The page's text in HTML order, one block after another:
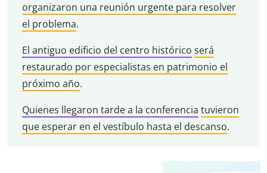
organizaron una reunión urgente para resolver
el problema.
El antiguo edificio del centro histórico será
restaurado por especialistas en patrimonio el
próximo año.
Quienes llegaron tarde a la conferencia tuvieron
que esperar en el vestíbulo hasta el descanso.